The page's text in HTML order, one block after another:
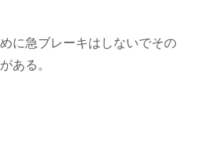
に急ブレーキはしないでその
ある。